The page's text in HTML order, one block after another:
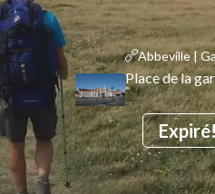
Abbeville |
Place de la